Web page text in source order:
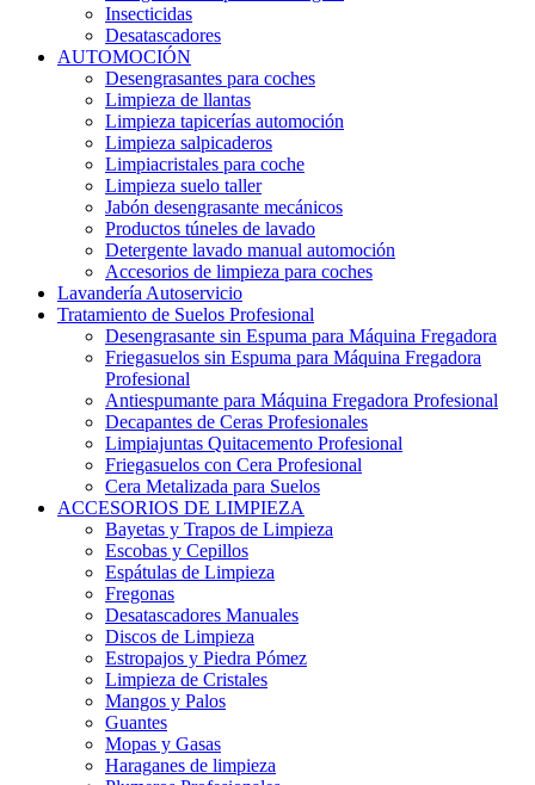
Insecticidas
Desatascadores
AUTOMOCIÓN
Desengrasantes para coches
Limpieza de llantas
Limpieza tapicerías automoción
Limpieza salpicaderos
Limpiacristales para coche
Limpieza suelo taller
Jabón desengrasante mecánicos
Productos túneles de lavado
Detergente lavado manual automoción
Accesorios de limpieza para coches
Lavandería Autoservicio
Tratamiento de Suelos Profesional
Desengrasante sin Espuma para Máquina Fregadora
Friegasuelos sin Espuma para Máquina Fregadora
Profesional
Antiespumante para Máquina Fregadora Profesional
Decapantes de Ceras Profesionales
Limpiajuntas Quitacemento Profesional
Friegasuelos con Cera Profesional
Cera Metalizada para Suelos
ACCESORIOS DE LIMPIEZA
Bayetas y Trapos de Limpieza
Escobas y Cepillos
Espátulas de Limpieza
Fregonas
Desatascadores Manuales
Discos de Limpieza
Estropajos y Piedra Pómez
Limpieza de Cristales
Mangos y Palos
Guantes
Mopas y Gasas
Haraganes de limpieza